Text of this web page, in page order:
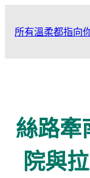
所有溫柔都指向
絲路牽
院與